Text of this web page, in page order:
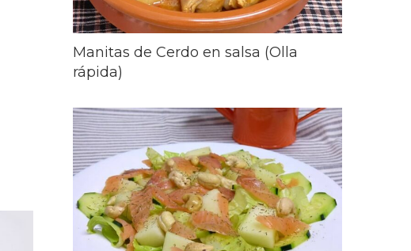
Manitas de Cerdo en salsa (Olla
rápida)